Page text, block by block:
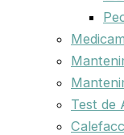
Test de